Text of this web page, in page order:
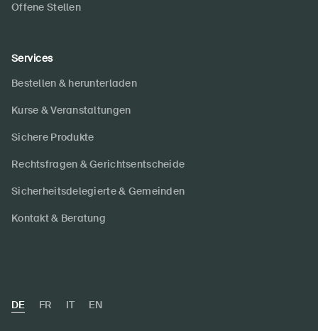
Offene Stellen
Services
Bestellen & herunterladen
Kurse & Veranstaltungen
Sichere Produkte
Rechtsfragen & Gerichtsentscheide
Sicherheitsdelegierte & Gemeinden
Kontakt & Beratung
DE FR IT EN